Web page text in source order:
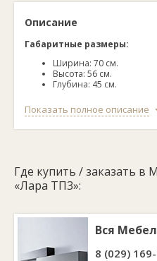
Описание
Габаритные размеры:
Ширина: 70 см.
Высота: 56 см.
Глубина: 45 см.
дуб сонома, дуб монтерей (см.
Страна производства:
Показать полное описание
Где купить / заказать в
«Лара ТП3»:
Вся
8 (029)